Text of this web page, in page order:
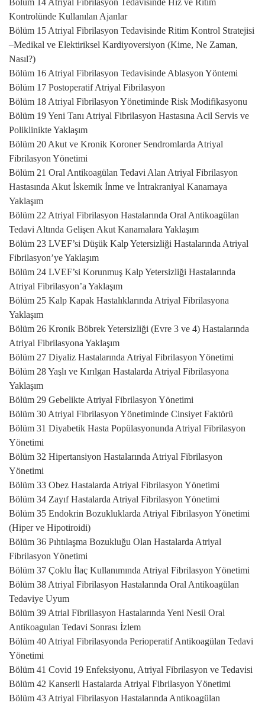
Kontrolünde Kullanılan Ajanlar
Bölüm 15 Atriyal Fibrilasyon Tedavisinde Ritim Kontrol Stratejisi
–Medikal ve Elektiriksel Kardiyoversiyon (Kime, Ne Zaman,
Nasıl?)
Bölüm 16 Atriyal Fibrilasyon Tedavisinde Ablasyon Yöntemi
Bölüm 17 Postoperatif Atriyal Fibrilasyon
Bölüm 18 Atriyal Fibrilasyon Yönetiminde Risk Modifikasyonu
Bölüm 19 Yeni Tanı Atriyal Fibrilasyon Hastasına Acil Servis ve
Poliklinikte Yaklaşım
Bölüm 20 Akut ve Kronik Koroner Sendromlarda Atriyal
Fibrilasyon Yönetimi
Bölüm 21 Oral Antikoagülan Tedavi Alan Atriyal Fibrilasyon
Hastasında Akut İskemik İnme ve İntrakraniyal Kanamaya
Yaklaşım
Bölüm 22 Atriyal Fibrilasyon Hastalarında Oral Antikoagülan
Tedavi Altında Gelişen Akut Kanamalara Yaklaşım
Bölüm 23 LVEF’si Düşük Kalp Yetersizliği Hastalarında Atriyal
Fibrilasyon’ye Yaklaşım
Bölüm 24 LVEF’si Korunmuş Kalp Yetersizliği Hastalarında
Atriyal Fibrilasyon’a Yaklaşım
Bölüm 25 Kalp Kapak Hastalıklarında Atriyal Fibrilasyona
Yaklaşım
Bölüm 26 Kronik Böbrek Yetersizliği (Evre 3 ve 4) Hastalarında
Atriyal Fibrilasyona Yaklaşım
Bölüm 27 Diyaliz Hastalarında Atriyal Fibrilasyon Yönetimi
Bölüm 28 Yaşlı ve Kırılgan Hastalarda Atriyal Fibrilasyona
Yaklaşım
Bölüm 29 Gebelikte Atriyal Fibrilasyon Yönetimi
Bölüm 30 Atriyal Fibrilasyon Yönetiminde Cinsiyet Faktörü
Bölüm 31 Diyabetik Hasta Popülasyonunda Atriyal Fibrilasyon
Yönetimi
Bölüm 32 Hipertansiyon Hastalarında Atriyal Fibrilasyon
Yönetimi
Bölüm 33 Obez Hastalarda Atriyal Fibrilasyon Yönetimi
Bölüm 34 Zayıf Hastalarda Atriyal Fibrilasyon Yönetimi
Bölüm 35 Endokrin Bozukluklarda Atriyal Fibrilasyon Yönetimi
(Hiper ve Hipotiroidi)
Bölüm 36 Pıhtılaşma Bozukluğu Olan Hastalarda Atriyal
Fibrilasyon Yönetimi
Bölüm 37 Çoklu İlaç Kullanımında Atriyal Fibrilasyon Yönetimi
Bölüm 38 Atriyal Fibrilasyon Hastalarında Oral Antikoagülan
Tedaviye Uyum
Bölüm 39 Atrial Fibrillasyon Hastalarında Yeni Nesil Oral
Antikoagulan Tedavi Sonrası İzlem
Bölüm 40 Atriyal Fibrilasyonda Perioperatif Antikoagülan Tedavi
Yönetimi
Bölüm 41 Covid 19 Enfeksiyonu, Atriyal Fibrilasyon ve Tedavisi
Bölüm 42 Kanserli Hastalarda Atriyal Fibrilasyon Yönetimi
Bölüm 43 Atriyal Fibrilasyon Hastalarında Antikoagülan